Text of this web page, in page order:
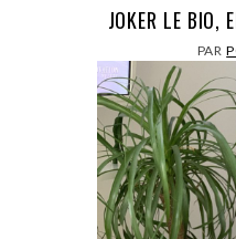
JOKER LE BIO,
PAR